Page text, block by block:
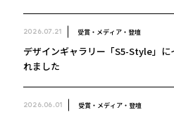
2026.07.21 受賞・メディア・登壇
デザインギャラリー「S5-Style」に
れました
2026.06.01 受賞・メディア・登壇